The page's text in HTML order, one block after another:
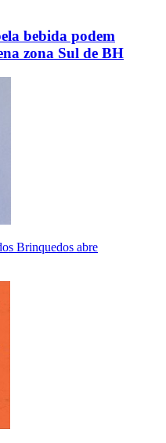
bebida podem
zona Sul de BH
Brinquedos abre